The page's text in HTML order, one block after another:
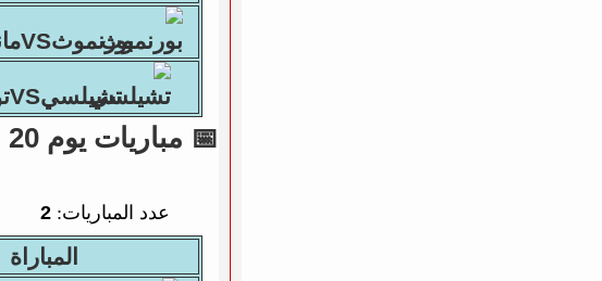
بورنموثVSمانشستر
تشيلسيVSتوتنهام
📅 مباريات يوم 20 مايو 2026
عدد المباريات: 2
المباراة